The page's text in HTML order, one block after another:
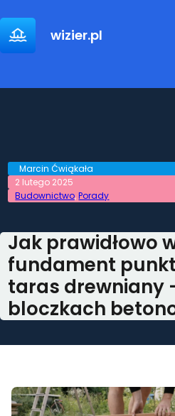
treści
wizier.pl
Marcin Ćwiąkała
2 lutego 2025
Budownictwo, Porady
Jak prawidłowo
fundament
taras drewniany
bloczkach